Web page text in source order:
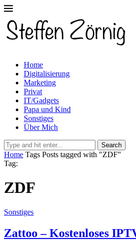
Home
Digitalisierung
Marketing
Privat
IT/Gadgets
Papa und Kind
Sonstiges
Über Mich
Search
Home Tags Posts tagged with "ZDF"
Tag:
ZDF
Sonstiges
Zattoo – Kostenloses